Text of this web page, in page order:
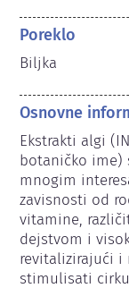
Poreklo
Biljka
Osnovne
Ekstrakti algi
botaničko ime)
mnogim
zavisnosti od
vitamine,
dejstvom i
revitalizirajući i
stimulisati